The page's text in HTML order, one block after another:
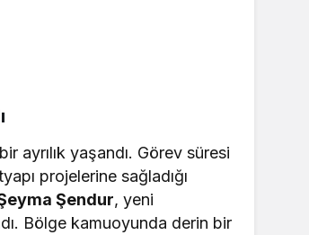
ayrılık yaşandı. Görev süresi
projelerine sağladığı
Şendur, yeni
Bölge kamuoyunda derin bir